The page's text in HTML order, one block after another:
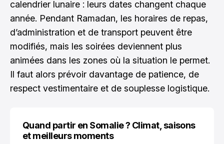
calendrier lunaire : leurs dates changent chaque
année. Pendant Ramadan, les horaires de repas,
d’administration et de transport peuvent être
modifiés, mais les soirées deviennent plus
animées dans les zones où la situation le permet.
Il faut alors prévoir davantage de patience, de
respect vestimentaire et de souplesse logistique.
Quand partir en Somalie ? Climat, saisons
et meilleurs moments